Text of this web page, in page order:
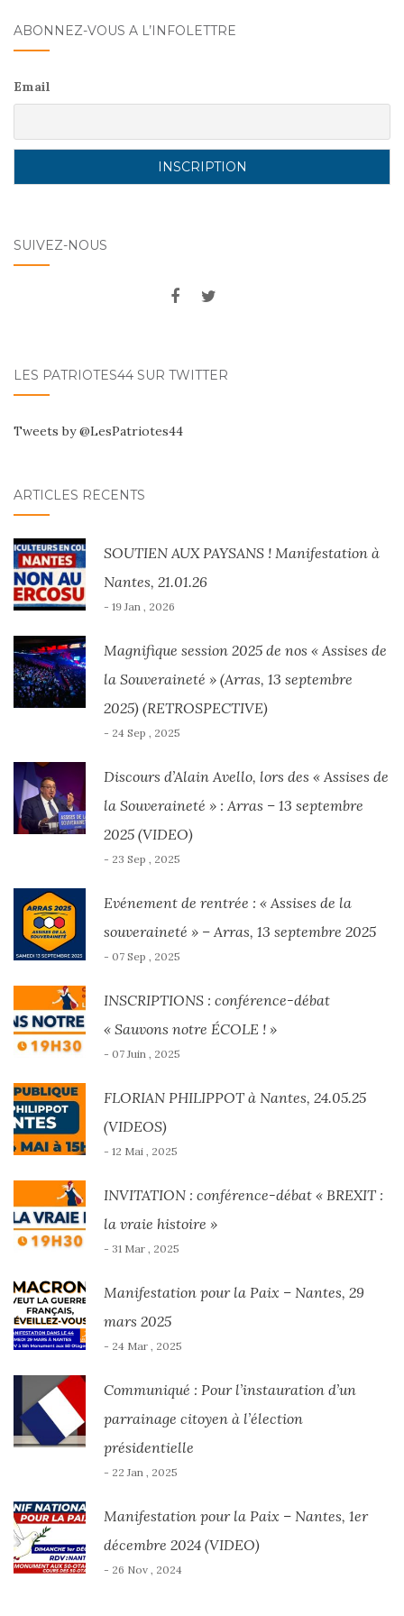
o
k
ABONNEZ-VOUS A L’INFOLETTRE
Email
SUIVEZ-NOUS
LES PATRIOTES44 SUR TWITTER
Tweets by @LesPatriotes44
ARTICLES RÉCENTS
SOUTIEN AUX PAYSANS ! Manifestation à
Nantes, 21.01.26
- 19 Jan , 2026
Magnifique session 2025 de nos « Assises de
la Souveraineté » (Arras, 13 septembre
2025) (RETROSPECTIVE)
- 24 Sep , 2025
Discours d’Alain Avello, lors des « Assises de
la Souveraineté » : Arras – 13 septembre
2025 (VIDEO)
- 23 Sep , 2025
Evénement de rentrée : « Assises de la
souveraineté » – Arras, 13 septembre 2025
- 07 Sep , 2025
INSCRIPTIONS : conférence-débat
« Sauvons notre ÉCOLE ! »
- 07 Juin , 2025
FLORIAN PHILIPPOT à Nantes, 24.05.25
(VIDEOS)
- 12 Mai , 2025
INVITATION : conférence-débat « BREXIT :
la vraie histoire »
- 31 Mar , 2025
Manifestation pour la Paix – Nantes, 29
mars 2025
- 24 Mar , 2025
Communiqué : Pour l’instauration d’un
parrainage citoyen à l’élection
présidentielle
- 22 Jan , 2025
Manifestation pour la Paix – Nantes, 1er
décembre 2024 (VIDEO)
- 26 Nov , 2024